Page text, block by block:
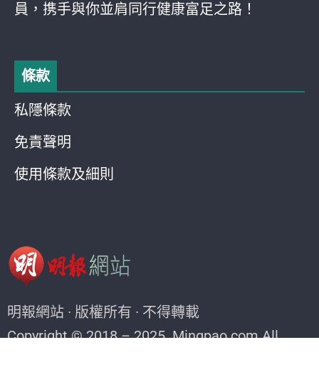
員，携手與你並肩同行健康富足之路！
條款
私隱條款
免責聲明
使用條款及細則
明報網站 · 版權所有 · 不得轉載
Copyright © 2018 – 2025. Mingpao.com All